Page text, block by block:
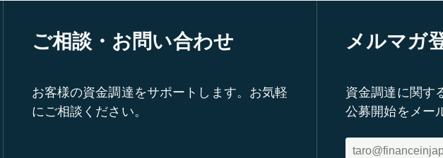
ご相談・お問い合わせ
お客様の資金調達をサポートします。お気軽
にご相談ください。
メルマガ
資金調達に関す
公募開始をメー